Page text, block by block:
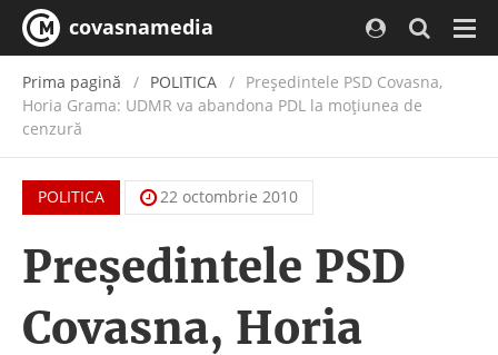
covasnamedia
Prima pagină POLITICA
Preşedintele PSD Covasna,
Horia Grama: UDMR va abandona PDL la moţiunea de
cenzură
POLITICA 22 octombrie 2010
Preşedintele PSD
Covasna, Horia